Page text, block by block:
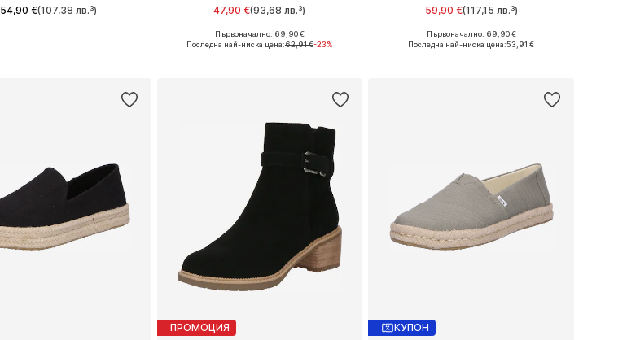
54,90 €(107,38 лв.³) 47,90 €(93,68 лв.³)
Предлага се в много размери
Първоначално: 69,90 €
Последна най-ниска цена:62,91 €-23%
59,90 €(117,15 лв.³)
Предлага се в много размери
Първоначално: 69,90 €
Последна най-ниска цена:53,91 €
ПРОМОЦИЯ КУПОН